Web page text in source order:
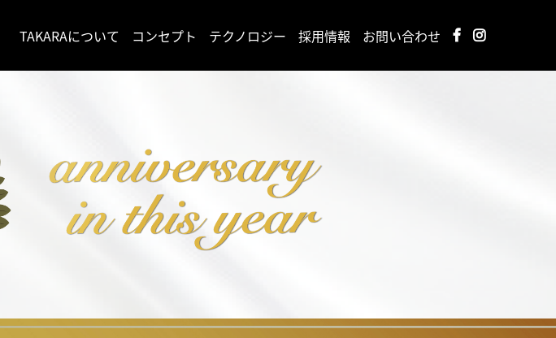
TAKARAについて コンセプト テクノロジー 採用情報 お問い合わせ